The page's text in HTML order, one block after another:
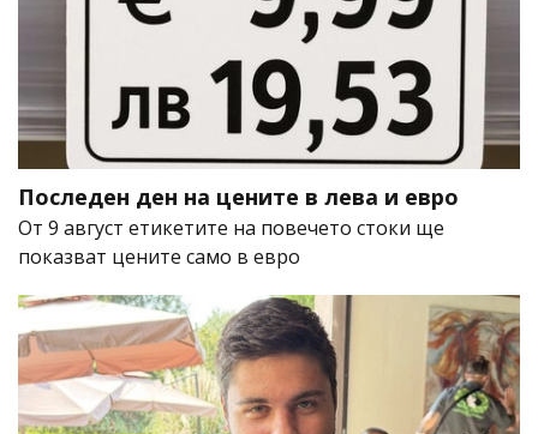
Последен ден на цените в лева и евро
От 9 август етикетите на повечето стоки ще
показват цените само в евро